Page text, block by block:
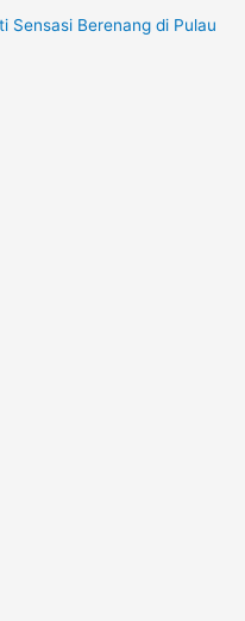
Sensasi Berenang di Pulau